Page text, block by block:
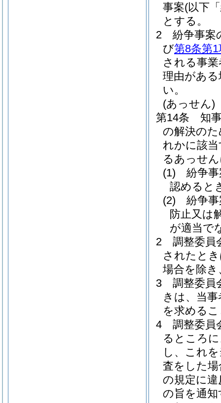
事案(以下
とする。
2
紛争事案
び第8条第1
される事
理由があ
い。
(あっせん)
第14条
知
の解決の
れかに該
るあっせ
(1)
紛争
認めると
(2)
紛争
防止又は
が適当で
2
調整委員
されたと
場合を除
3
調整委員
きは、当
を求める
4
調整委員
るところ
し、これ
査をした
の規定に
の旨を通